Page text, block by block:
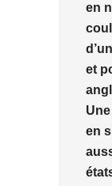
en
et
en